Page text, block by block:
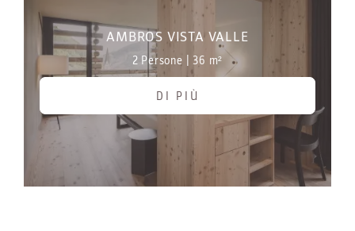
AMBROS VISTA VALLE
2 Persone |36 m²
DI PIÙ